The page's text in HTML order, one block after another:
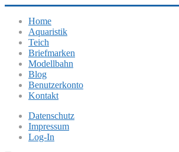
Home
Aquaristik
Teich
Briefmarken
Modellbahn
Blog
Benutzerkonto
Kontakt
Datenschutz
Impressum
Log-In